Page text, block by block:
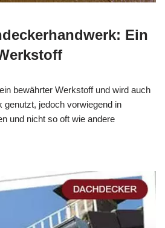
Ein
bewährter Werkstoff und wird auch
genutzt, jedoch vorwiegend in
und nicht so oft wie andere